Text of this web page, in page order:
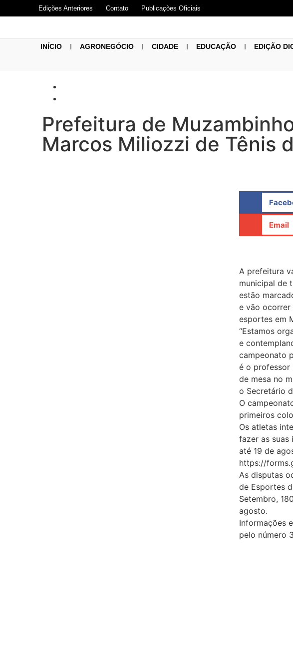
Edições Anteriores Contato Publicações Oficiais
INÍCIO AGRONEGÓCIO CIDADE EDUCAÇÃO EDIÇÃO
Prefeitura de
Marcos Miliozzi de Tênis
Email
A prefeitura
municipal de
estão
e vão ocorrer
esportes em
“Estamos
e
campeonato
é o professor
de mesa no
o Secretário
O
primeiros
Os atletas
fazer as suas
até 19 de
https://
As disputas
de Esportes
Setembro,
agosto.
Informações
pelo número